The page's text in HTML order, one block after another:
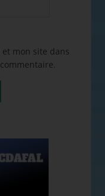
mon site dans